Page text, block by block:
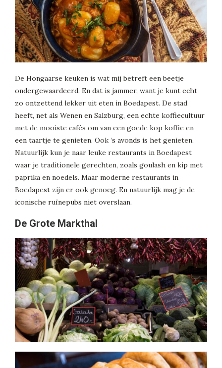
De Hongaarse keuken is wat mij betreft een beetje
ondergewaardeerd. En dat is jammer, want je kunt echt
zo ontzettend lekker uit eten in Boedapest. De stad
heeft, net als Wenen en Salzburg, een echte koffiecultuur
met de mooiste cafés om van een goede kop koffie en
een taartje te genieten. Ook ’s avonds is het genieten.
Natuurlijk kun je naar leuke restaurants in Boedapest
waar je traditionele gerechten, zoals goulash en kip met
paprika en noedels. Maar moderne restaurants in
Boedapest zijn er ook genoeg. En natuurlijk mag je de
iconische ruïnepubs niet overslaan.
De Grote Markthal